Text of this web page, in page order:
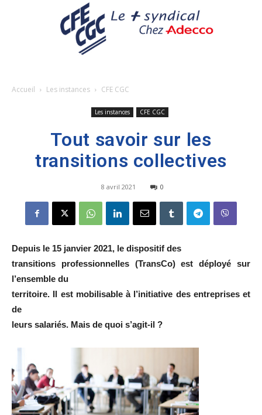
Accueil Les instances CFE CGC
Les instances CFE CGC
Tout savoir sur les
transitions collectives
8 avril 2021 0
Depuis le 15 janvier 2021, le dispositif des
transitions professionnelles (TransCo) est déployé sur
l’ensemble du
territoire. Il est mobilisable à l’initiative des entreprises et
de
leurs salariés. Mais de quoi s’agit-il ?